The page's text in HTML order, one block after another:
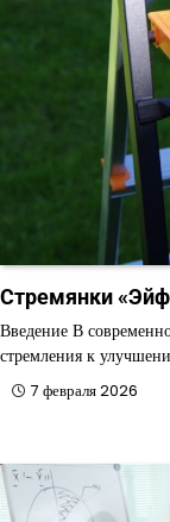
Стремянки
Введение В
стремления к
7 февраля 2026